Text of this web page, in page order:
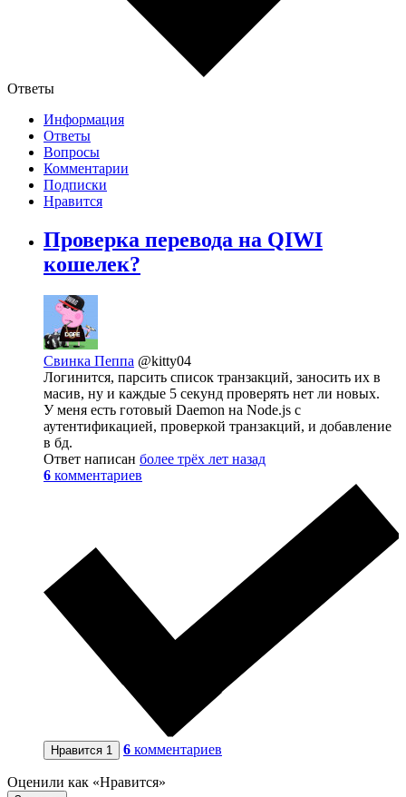
Ответы
Информация
Ответы
Вопросы
Комментарии
Подписки
Нравится
Проверка перевода на QIWI
кошелек?
Свинка Пеппа @kitty04
Логинится, парсить список транзакций, заносить их в
масив, ну и каждые 5 секунд проверять нет ли новых.
У меня есть готовый Daemon на Node.js с
аутентификацией, проверкой транзакций, и добавление
в бд.
Ответ написан более трёх лет назад
6 комментариев
Нравится 1 6 комментариев
Оценили как «Нравится»